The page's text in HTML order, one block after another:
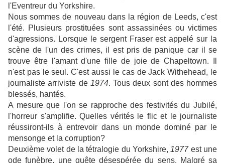
l'Eventreur du Yorkshire.
Nous sommes de nouveau dans la région de Leeds, c'est
l'été. Plusieurs prostituées sont assassinées ou victimes
d'agressions. Lorsque le sergent Fraser est appelé sur la
scène de l'un des crimes, il est pris de panique car il se
trouve être l'amant d'une fille de joie de Chapeltown. Il
n'est pas le seul. C'est aussi le cas de Jack Withehead, le
journaliste arriviste de 1974. Tous deux sont des hommes
blessés, hantés.
A mesure que l'on se rapproche des festivités du Jubilé,
l'horreur s'amplifie. Quelles vérités le flic et le journaliste
réussiront-ils à entrevoir dans un monde dominé par le
mensonge et la corruption?
Deuxième volet de la tétralogie du Yorkshire, 1977est une
ode funèbre, une quête désespérée du sens. Malgré sa